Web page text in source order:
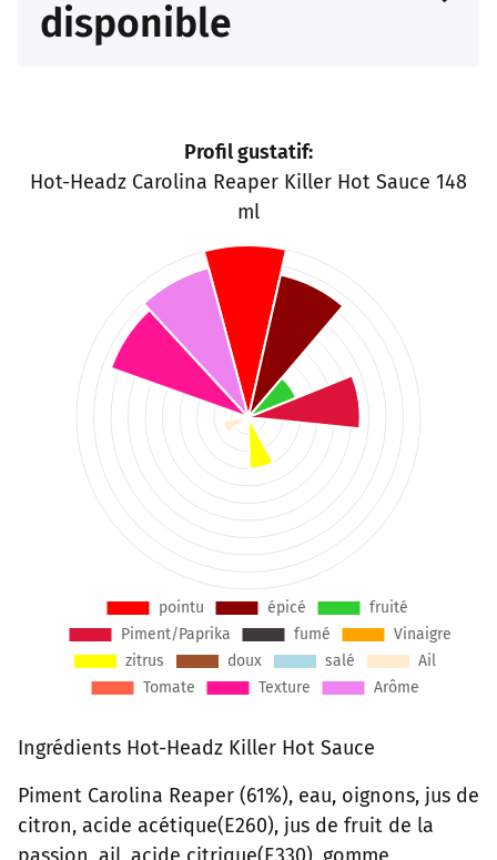
disponible
Profil gustatif:
Hot-Headz Carolina Reaper Killer Hot Sauce 148
ml
Ingrédients Hot-Headz Killer Hot Sauce
Piment Carolina Reaper (61%), eau, oignons, jus de
citron, acide acétique(E260), jus de fruit de la